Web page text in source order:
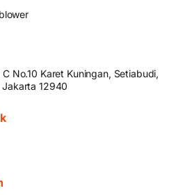
No.10 Karet Kuningan, Setiabudi,
12940